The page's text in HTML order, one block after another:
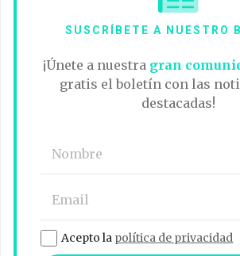
SUSCRÍBETE A NUESTRO
¡Únete a nuestra gran
gratis el boletín con las
destacadas!
Acepto la política de privacidad